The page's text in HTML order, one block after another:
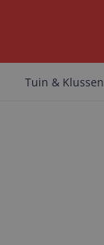
Tuin & Klussen